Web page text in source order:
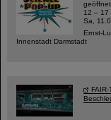
geöffnet
12 – 17
Sa,
Ernst-
Innenstadt Darmstadt